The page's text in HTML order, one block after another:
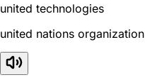
united technologies
united nations organization